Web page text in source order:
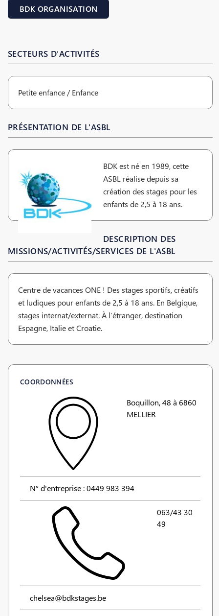
BDK ORGANISATION
SECTEURS D'ACTIVITÉS
Petite enfance / Enfance
PRÉSENTATION DE L'ASBL
BDK est né en 1989, cette
ASBL réalise depuis sa
création des stages pour les
enfants de 2,5 à 18 ans.
DESCRIPTION DES
MISSIONS/ACTIVITÉS/SERVICES DE L'ASBL
Centre de vacances ONE ! Des stages sportifs, créatifs
et ludiques pour enfants de 2,5 à 18 ans. En Belgique,
stages internat/externat. À l’étranger, destination
Espagne, Italie et Croatie.
COORDONNÉES
Boquillon, 48 à 6860
MELLIER
N° d'entreprise : 0449 983 394
063/43 30
49
chelsea@bdkstages.be